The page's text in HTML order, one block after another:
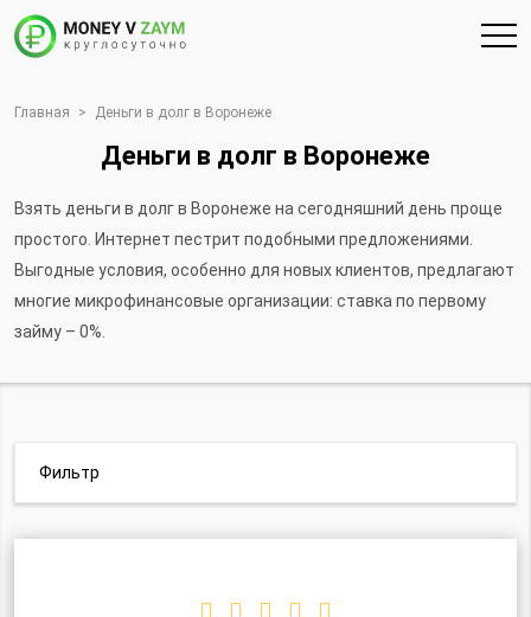
Главная > Деньги в долг в Воронеже
Деньги в долг в Воронеже
Взять деньги в долг в Воронеже на сегодняшний день проще
простого. Интернет пестрит подобными предложениями.
Выгодные условия, особенно для новых клиентов, предлагают
многие микрофинансовые организации: ставка по первому
займу – 0%.
Фильтр